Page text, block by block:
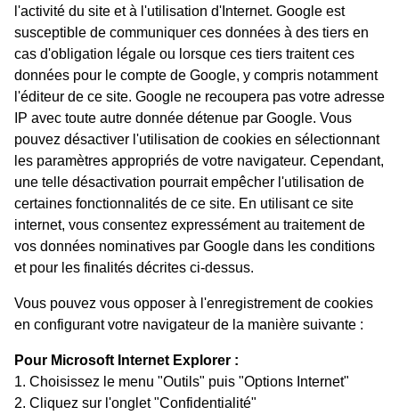
l'activité du site et à l'utilisation d'Internet. Google est
susceptible de communiquer ces données à des tiers en
cas d'obligation légale ou lorsque ces tiers traitent ces
données pour le compte de Google, y compris notamment
l'éditeur de ce site. Google ne recoupera pas votre adresse
IP avec toute autre donnée détenue par Google. Vous
pouvez désactiver l'utilisation de cookies en sélectionnant
les paramètres appropriés de votre navigateur. Cependant,
une telle désactivation pourrait empêcher l'utilisation de
certaines fonctionnalités de ce site. En utilisant ce site
internet, vous consentez expressément au traitement de
vos données nominatives par Google dans les conditions
et pour les finalités décrites ci-dessus.
Vous pouvez vous opposer à l'enregistrement de cookies
en configurant votre navigateur de la manière suivante :
Pour Microsoft Internet Explorer :
1. Choisissez le menu "Outils" puis "Options Internet"
2. Cliquez sur l'onglet "Confidentialité"